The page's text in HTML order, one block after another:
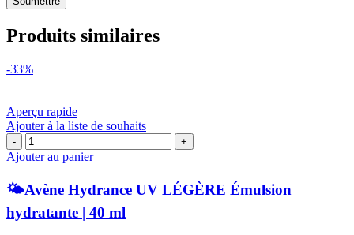
Produits similaires
-33%
Aperçu rapide
Ajouter à la liste de souhaits
quantité
de
Avène
UV
Ajouter au panier
🌤️Avène Hydrance UV LÉGÈRE Émulsion
hydratante | 40 ml